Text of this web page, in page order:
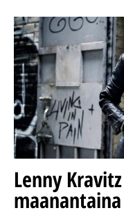
Lenny
maanantaina